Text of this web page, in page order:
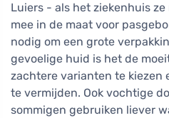
Luiers - als het ziekenhuis
mee in de maat voor
nodig om een grote
gevoelige huid is het de
zachtere varianten te kiezen
te vermijden. Ook vochtige
sommigen gebruiken liever